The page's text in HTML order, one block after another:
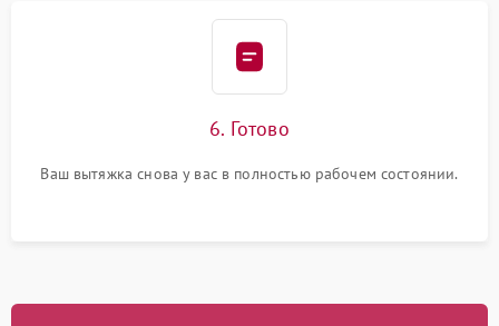
6. Готово
Ваш вытяжка снова у вас в полностью рабочем состоянии.